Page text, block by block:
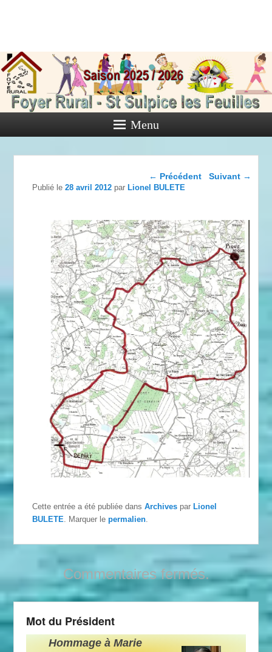
de Saint
Sulpice les
Feuilles
Activités diverses de l'Association
Menu
Navigation dans les
← Précédent Suivant →
Publié le28 avril 2012 parLionel BULETE
Cette entrée a été publiée dansArchives par Lionel
BULETE. Marquer lepermalien.
Commentaires fermés.
Mot du Président
Hommage à Marie